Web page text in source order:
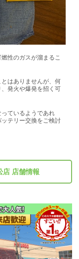
性のガスが溜まるこ
はありませんが、何
発火や爆発を招く可
ているようであれ
テリー交換をご検討
店 店舗情報